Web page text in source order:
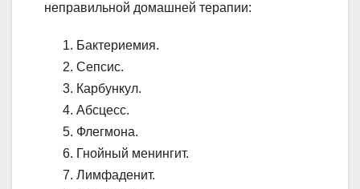
неправильной домашней терапии:
Бактериемия.
Сепсис.
Карбункул.
Абсцесс.
Флегмона.
Гнойный менингит.
Лимфаденит.